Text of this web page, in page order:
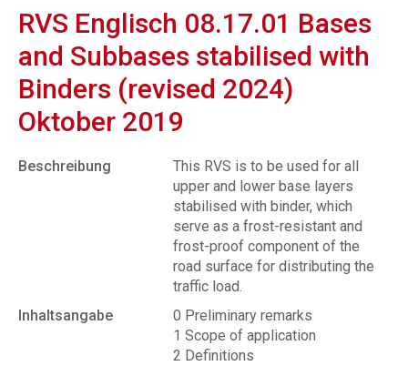
RVS Englisch 08.17.01 Bases
and Subbases stabilised with
Binders (revised 2024)
Oktober 2019
Beschreibung
This RVS is to be used for all
upper and lower base layers
stabilised with binder, which
serve as a frost-resistant and
frost-proof component of the
road surface for distributing the
traffic load.
Inhaltsangabe
0 Preliminary remarks
1 Scope of application
2 Definitions